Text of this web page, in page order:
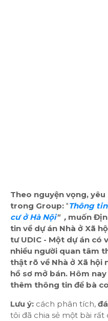
Theo nguyện vọng,
trong Group: "Thông
cư ở Hà Nội" , muốn
tin về dự án Nhà ở Xã
tư UDIC - Một dự án có
nhiều người quan tâm
thật rõ về Nhà ở Xã hội
hồ sơ mở bán. Hôm
thêm thông tin để bà
Lưu ý: cách phân tích,
tôi đã chia sẻ một bài rất